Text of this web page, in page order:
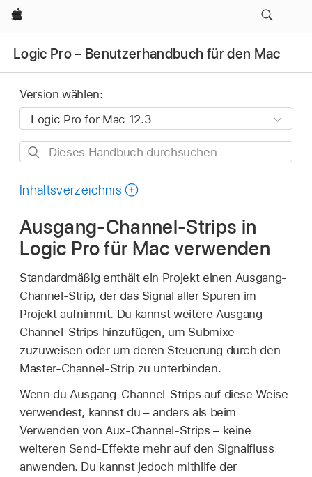
Apple
Logic Pro – Benutzerhandbuch für den Mac
Version wählen:
Dieses
durchsuchen
Inhaltsverzeichnis
Ausgang-Channel-Strips in
Logic Pro für Mac verwenden
Standardmäßig enthält ein Projekt einen Ausgang-
Channel-Strip, der das Signal aller Spuren im
Projekt aufnimmt. Du kannst weitere Ausgang-
Channel-Strips hinzufügen, um Submixe
zuzuweisen oder um deren Steuerung durch den
Master-Channel-Strip zu unterbinden.
Wenn du Ausgang-Channel-Strips auf diese Weise
verwendest, kannst du – anders als beim
Verwenden von Aux-Channel-Strips – keine
weiteren Send-Effekte mehr auf den Signalfluss
anwenden. Du kannst jedoch mithilfe der